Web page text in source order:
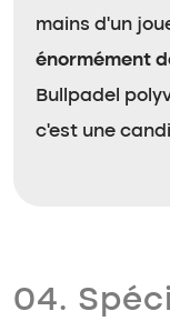
mains d’un
énormément
Bullpadel
c’est une
04.